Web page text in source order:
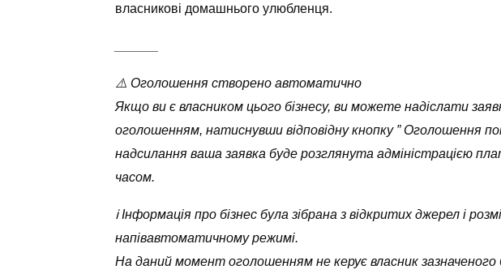
власникові домашнього улюбленця.
⚠️ Оголошення створено автоматично
Якщо ви є власником цього бізнесу, ви можете надіслати
оголошенням, натиснувши відповідну кнопку ” Оголошення
надсилання ваша заявка буде розглянута адміністрацією
часом.
ℹ️ Інформація про бізнес була зібрана з відкритих джерел і
напівавтоматичному режимі.
На даний момент оголошенням не керує власник